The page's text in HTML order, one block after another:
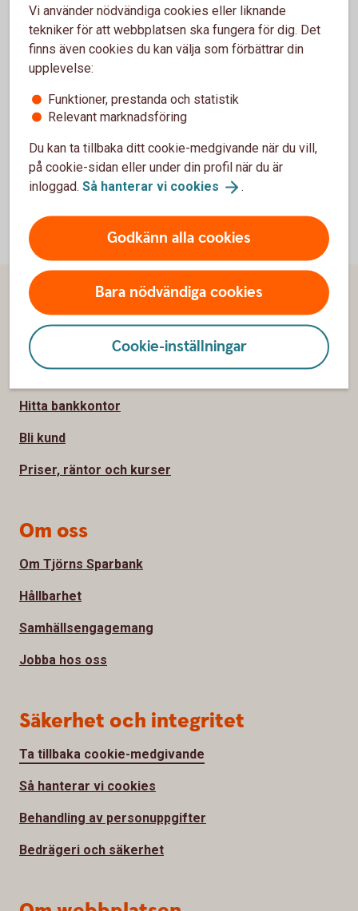
sin klasskassa.
Satsningen bidrar till att stärka elevernas
valkompetens, ekonomiska självförtroende och
arbete för att främja ungas framtidstro och
möjligheter på Tjörn.
Vi använder nödvändiga cookies eller liknande
tekniker för att webbplatsen ska fungera för dig. Det
finns även cookies du kan välja som förbättrar din
upplevelse:
Funktioner, prestanda och statistik
Relevant marknadsföring
Du kan ta tillbaka ditt cookie-medgivande när du vill,
på cookie-sidan eller under din profil när du är
inloggad. Så hanterar vi cookies .
Godkänn alla cookies
Bara nödvändiga cookies
Cookie-inställningar
Sidfot
Hitta snabbt
Kontakta oss
Spärrhjälp
Hitta bankkontor
Bli kund
Priser, räntor och kurser
Om oss
Om Tjörns Sparbank
Hållbarhet
Samhällsengagemang
Jobba hos oss
Säkerhet och integritet
Ta tillbaka cookie-medgivande
Så hanterar vi cookies
Behandling av personuppgifter
Bedrägeri och säkerhet